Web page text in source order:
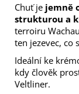
Chuť je jemně
strukturou a
terroiru
ten jezevec, co
Ideální ke
kdy člověk
Veltliner.